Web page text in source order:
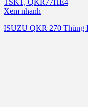
Xem nhanh
ISUZU QKR 270 Thùng